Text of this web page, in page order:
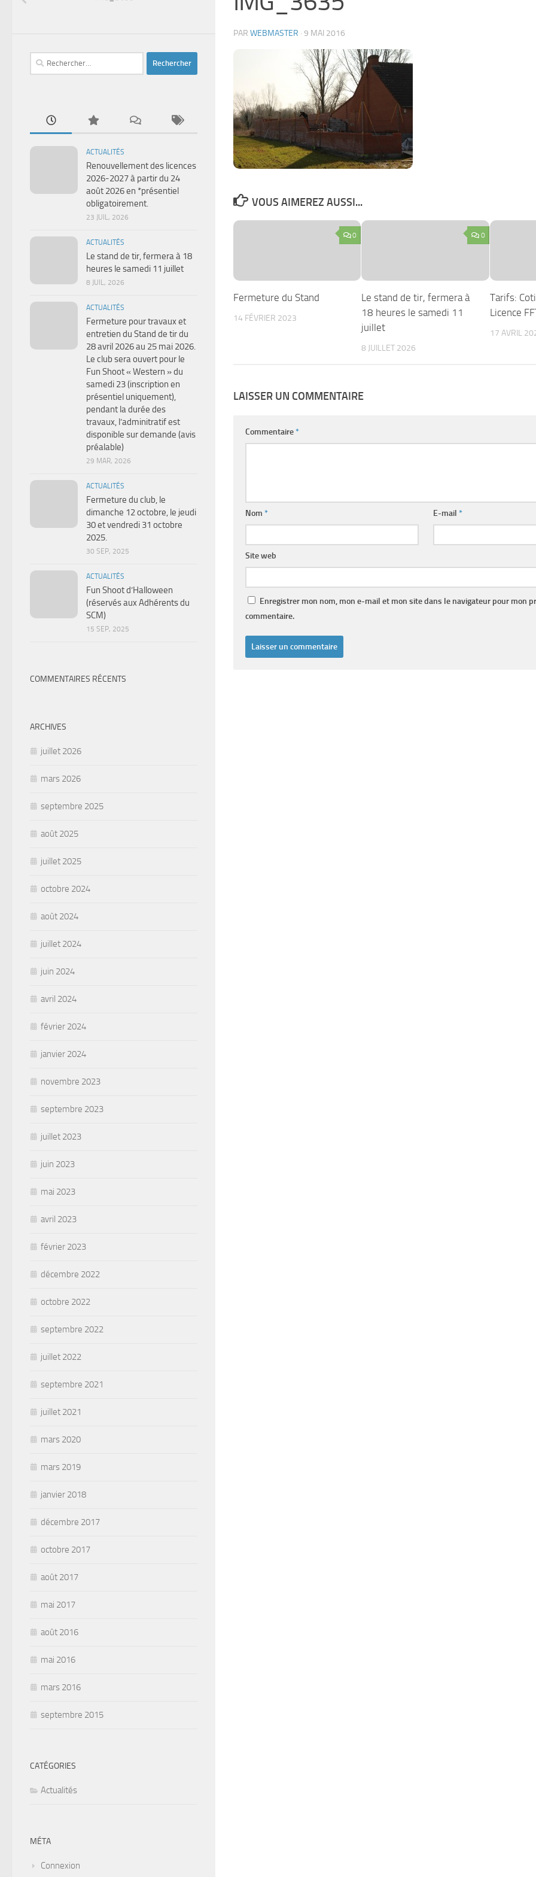
PAR WEBMASTER · 9 MAI 2016
VOUS AIMEREZ AUSSI...
0
Fermeture du Stand
14 FÉVRIER 2023
0
Le stand de tir, fermera à
18 heures le samedi 11
juillet
8 JUILLET 2026
Tarifs:
Licence
17 AVRIL
LAISSER UN COMMENTAIRE
Commentaire*
Nom * E-mail*
Site web
Enregistrer mon nom, mon e-mail et mon site dans le navigateur pour mon
commentaire.
Rechercher :
ACTUALITÉS
Renouvellement des licences
2026-2027 à partir du 24
août 2026 en *présentiel
obligatoirement.
23 JUIL, 2026
ACTUALITÉS
Le stand de tir, fermera à 18
heures le samedi 11 juillet
8 JUIL, 2026
ACTUALITÉS
Fermeture pour travaux et
entretien du Stand de tir du
28 avril 2026 au 25 mai 2026.
Le club sera ouvert pour le
Fun Shoot « Western » du
samedi 23 (inscription en
présentiel uniquement),
pendant la durée des
travaux, l’adminitratif est
disponible sur demande (avis
préalable)
29 MAR, 2026
ACTUALITÉS
Fermeture du club, le
dimanche 12 octobre, le jeudi
30 et vendredi 31 octobre
2025.
30 SEP, 2025
ACTUALITÉS
Fun Shoot d’Halloween
(réservés aux Adhérents du
SCM)
15 SEP, 2025
COMMENTAIRES RÉCENTS
ARCHIVES
juillet 2026
mars 2026
septembre 2025
août 2025
juillet 2025
octobre 2024
août 2024
juillet 2024
juin 2024
avril 2024
février 2024
janvier 2024
novembre 2023
septembre 2023
juillet 2023
juin 2023
mai 2023
avril 2023
février 2023
décembre 2022
octobre 2022
septembre 2022
juillet 2022
septembre 2021
juillet 2021
mars 2020
mars 2019
janvier 2018
décembre 2017
octobre 2017
août 2017
mai 2017
août 2016
mai 2016
mars 2016
septembre 2015
CATÉGORIES
Actualités
MÉTA
Connexion